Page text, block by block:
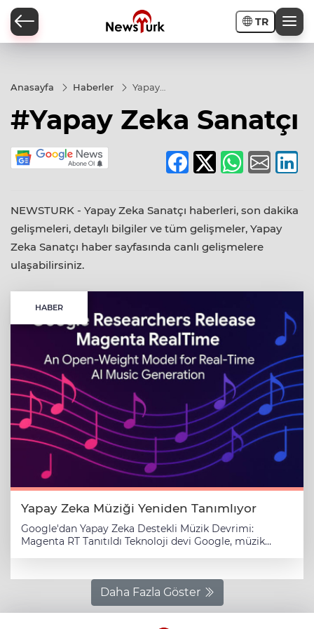
TR
Anasayfa Haberler
Yapay
Sanatçı
#Yapay Zeka Sanatçı
NEWSTURK - Yapay Zeka Sanatçı haberleri, son dakika
gelişmeleri, detaylı bilgiler ve tüm gelişmeler, Yapay
Zeka Sanatçı haber sayfasında canlı gelişmelere
ulaşabilirsiniz.
HABER
Yapay Zeka Müziği Yeniden Tanımlıyor
Google'dan Yapay Zeka Destekli Müzik Devrimi:
Magenta RT Tanıtıldı Teknoloji devi Google, müzik
dönüştürmeyi hedefleyen bu yenilikçi araç, gerçek
zamanlı müzik üretimi ve manipülasyonu
yetenekleriyle dikkat çekiyor. Google'ın yapay zeka
araştırma kolu Google Brain'in bir projesi olan
Daha Fazla Göster